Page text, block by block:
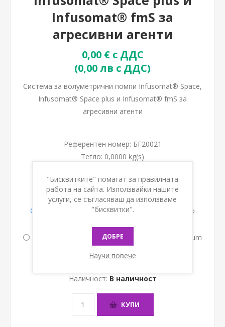
Infusomat® fmS за
агресивни агенти
0,00 € с ДДС
(0,00 лв с ДДС)
Система за волуметрични помпи Infusomat® Space,
Infusomat® Space plus и Infusomat® fmS за
агресивни агенти
Референтен номер: БГ20021
Тегло: 0,0000 kg(s)
Опции: *
Дължина 250 см. Тип SafeSet с автоматично
Дължина 250 см. с допълнителен филтър 0.2 μm
[11,80 € ] (23,08лв.)
Наличност: В наличност
КУПИ
"Бисквитките" помагат за правилната
работа на сайта. Използвайки нашите
услуги, се съгласяваш да използваме
"бисквитки".
ДОБРЕ
Научи повече